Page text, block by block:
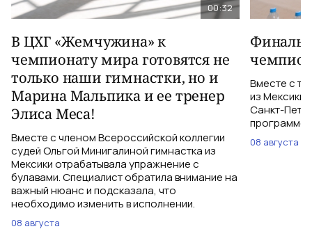
00:32
В ЦХГ «Жемчужина» к
чемпионату мира готовятся не
только наши гимнастки, но и
Марина Мальпика и ее тренер
Элиса Меса!
Вместе с членом Всероссийской коллегии
судей Ольгой Минигалиной гимнастка из
Мексики отрабатывала упражнение с
булавами. Специалист обратила внимание на
важный нюанс и подсказала, что
необходимо изменить в исполнении.
08 августа
Вместе с
из Мексики
Санкт-
программе
08 августа